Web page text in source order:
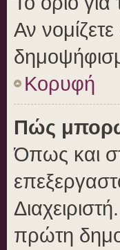
Αν
Κορυφή
Πώς
Όπως και
πρώτη